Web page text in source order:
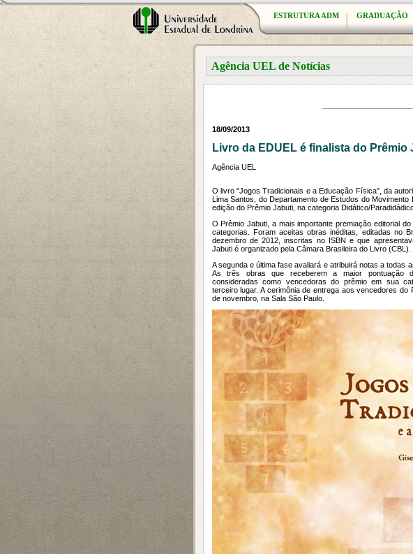
ESTRUTURA ADM GRADUAÇÃO
Agência UEL de Notícias
18/09/2013
Livro da EDUEL é finalista do Prêmio
Agência UEL
O livro "Jogos Tradicionais e a Educação Física", da
Lima Santos, do Departamento de Estudos do
edição do Prêmio Jabuti, na categoria Didático/
O Prêmio Jabuti, a mais importante premiação editorial
categorias. Foram aceitas obras inéditas, editadas no
dezembro de 2012, inscritas no ISBN e que
Jabuti é organizado pela Câmara Brasileira do Livro (CBL).
A segunda e última fase avaliará e atribuirá notas a todas
As três obras que receberem a maior pontuação
consideradas como vencedoras do prêmio em sua
terceiro lugar. A cerimônia de entrega aos vencedores do
de novembro, na Sala São Paulo.